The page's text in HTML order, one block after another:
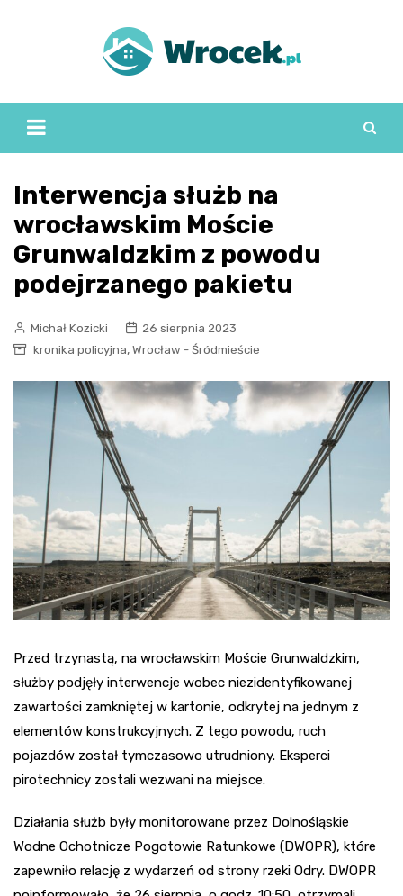
Interwencja służb na
wrocławskim Moście
Grunwaldzkim z powodu
podejrzanego pakietu
Michał Kozicki
26 sierpnia 2023
kronika policyjna, Wrocław - Śródmieście
Przed trzynastą, na wrocławskim Moście Grunwaldzkim,
służby podjęły interwencje wobec niezidentyfikowanej
zawartości zamkniętej w kartonie, odkrytej na jednym z
elementów konstrukcyjnych. Z tego powodu, ruch
pojazdów został tymczasowo utrudniony. Eksperci
pirotechnicy zostali wezwani na miejsce.
Działania służb były monitorowane przez Dolnośląskie
Wodne Ochotnicze Pogotowie Ratunkowe (DWOPR), które
zapewniło relację z wydarzeń od strony rzeki Odry. DWOPR